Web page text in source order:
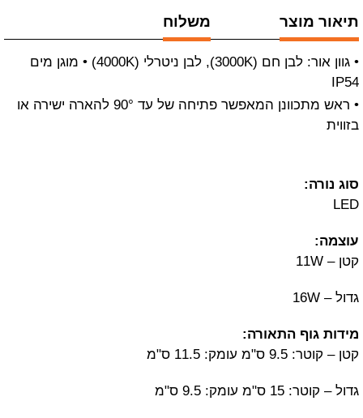
תיאור מוצר משלוח
• גוון אור: לבן חם (3000K), לבן ניטרלי (4000K) • מוגן מים
IP54
• ראש מתכוונן המאפשר פתיחה של עד 90° להארה ישירה או
בזווית
סוג נורה:
LED
עוצמה:
קטן – 11W
גדול – 16W
מידות גוף התאורה:
קטן – קוטר: 9.5 ס"מ עומק: 11.5 ס"מ
גדול – קוטר: 15 ס"מ עומק: 9.5 ס"מ